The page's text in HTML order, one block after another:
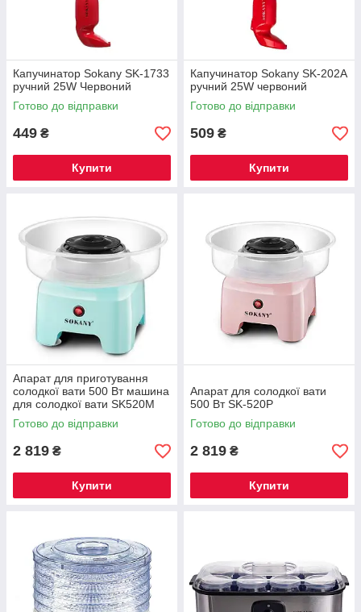
Капучинатор Sokany SK-1733
ручний 25W Червоний
Готово до відправки
449 ₴
Купити
Капучинатор Sokany SK-202A
ручний 25W червоний
Готово до відправки
509 ₴
Купити
Апарат для приготування
солодкої вати 500 Вт машина
для солодкої вати SK520M
Готово до відправки
2 819 ₴
Купити
Апарат для солодкої вати
500 Вт SK-520P
Готово до відправки
2 819 ₴
Купити